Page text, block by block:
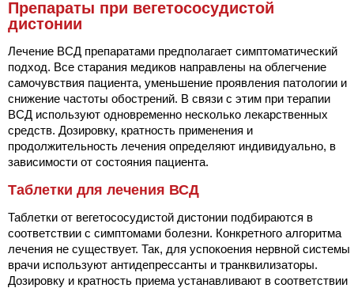
Препараты при вегетососудистой
дистонии
Лечение ВСД препаратами предполагает симптоматический
подход. Все старания медиков направлены на облегчение
самочувствия пациента, уменьшение проявления патологии и
снижение частоты обострений. В связи с этим при терапии
ВСД используют одновременно несколько лекарственных
средств. Дозировку, кратность применения и
продолжительность лечения определяют индивидуально, в
зависимости от состояния пациента.
Таблетки для лечения ВСД
Таблетки от вегетососудистой дистонии подбираются в
соответствии с симптомами болезни. Конкретного алгоритма
лечения не существует. Так, для успокоения нервной системы
врачи используют антидепрессанты и транквилизаторы.
Дозировку и кратность приема устанавливают в соответствии